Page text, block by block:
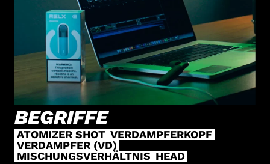
BEGRIFFE
ATOMIZER SHOT VERDAMPFERKOPF
VERDAMPFER (VD)
MISCHUNGSVERHÄLTNIS HEAD